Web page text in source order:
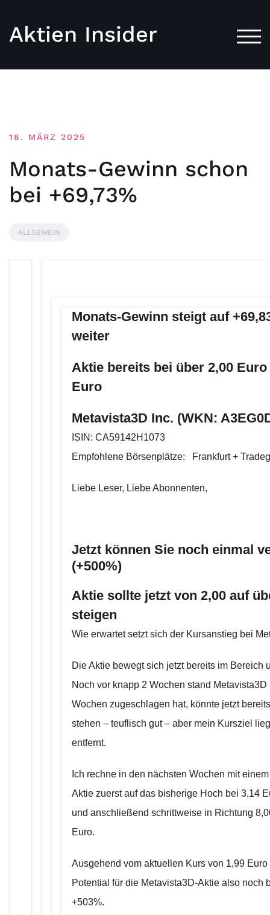
Aktien Insider
18. MÄRZ 2025
Monats-Gewinn schon
bei +69,73%
ALLGEMEIN
Monats-Gewinn steigt auf
weiter
Aktie bereits bei über 2,00 Euro
Euro
Metavista3D Inc. (WKN:
ISIN: CA59142H1073
Empfohlene Börsenplätze: Frankfurt +
Liebe Leser, Liebe Abonnenten,
Jetzt können Sie noch einmal
(+500%)
Aktie sollte jetzt von 2,00 auf
steigen
Wie erwartet setzt sich der Kursanstieg bei
Die Aktie bewegt sich jetzt bereits im Bereich
Noch vor knapp 2 Wochen stand
Wochen zugeschlagen hat, könnte jetzt
stehen – teuflisch gut – aber mein Kursziel
entfernt.
Ich rechne in den nächsten Wochen mit
Aktie zuerst auf das bisherige Hoch bei 3,14
und anschließend schrittweise in Richtung
Euro.
Ausgehend vom aktuellen Kurs von 1,99
Potential für die Metavista3D-Aktie also noch
+503%.